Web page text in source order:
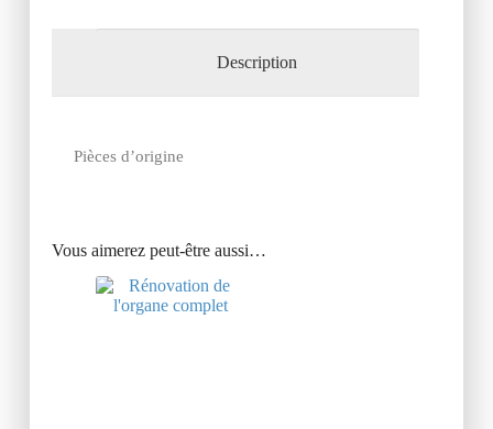
Description
Pièces d’origine
Vous aimerez peut-être aussi…